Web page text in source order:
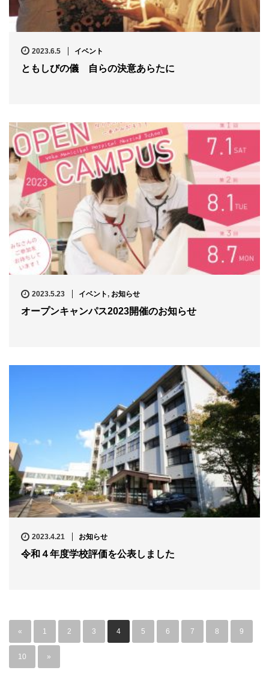
2023.6.5 イベント
ともしびの儀 自らの決意あらたに
2023.5.23 イベント, お知らせ
オープンキャンパス2023開催のお知らせ
2023.4.21 お知らせ
令和４年度学校評価を公表しました
« 1 2 3 4 5 6 7 8 9
10 »